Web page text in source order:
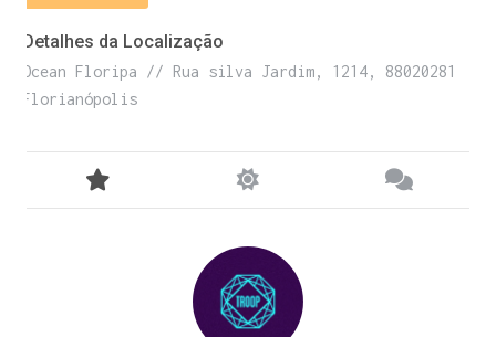
Detalhes da Localização
Ocean Floripa // Rua silva Jardim, 1214, 88020281
Florianópolis
downloads e mais.
É grátis.